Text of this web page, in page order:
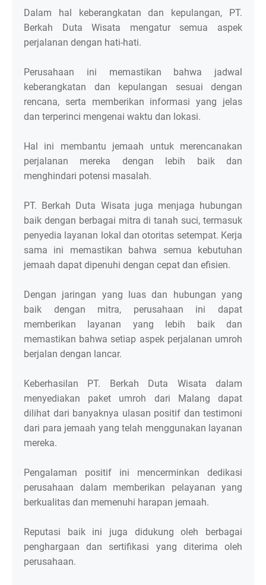
Dalam hal keberangkatan dan kepulangan, PT.
Berkah Duta Wisata mengatur semua aspek
perjalanan dengan hati-hati.
Perusahaan ini memastikan bahwa jadwal
keberangkatan dan kepulangan sesuai dengan
rencana, serta memberikan informasi yang jelas
dan terperinci mengenai waktu dan lokasi.
Hal ini membantu jemaah untuk merencanakan
perjalanan mereka dengan lebih baik dan
menghindari potensi masalah.
PT. Berkah Duta Wisata juga menjaga hubungan
baik dengan berbagai mitra di tanah suci, termasuk
penyedia layanan lokal dan otoritas setempat. Kerja
sama ini memastikan bahwa semua kebutuhan
jemaah dapat dipenuhi dengan cepat dan efisien.
Dengan jaringan yang luas dan hubungan yang
baik dengan mitra, perusahaan ini dapat
memberikan layanan yang lebih baik dan
memastikan bahwa setiap aspek perjalanan umroh
berjalan dengan lancar.
Keberhasilan PT. Berkah Duta Wisata dalam
menyediakan paket umroh dari Malang dapat
dilihat dari banyaknya ulasan positif dan testimoni
dari para jemaah yang telah menggunakan layanan
mereka.
Pengalaman positif ini mencerminkan dedikasi
perusahaan dalam memberikan pelayanan yang
berkualitas dan memenuhi harapan jemaah.
Reputasi baik ini juga didukung oleh berbagai
penghargaan dan sertifikasi yang diterima oleh
perusahaan.